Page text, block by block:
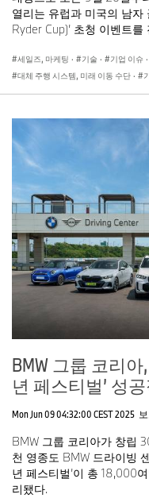
열리는 유럽과 미국의 남자
Ryder Cup)’ 초청 이벤트를
세일즈, 마케팅 · 기술 · 기업 이슈 ·
대체 주행 시스템, 미래 이동 수단 ·
BMW 그룹 코리아
년 페스티벌’ 성
Mon Jun 09 04:32:00 CEST 2025
BMW 그룹 코리아가 창립
천 영종도 BMW 드라이빙
년 페스티벌’이 총 18,000
리됐다.